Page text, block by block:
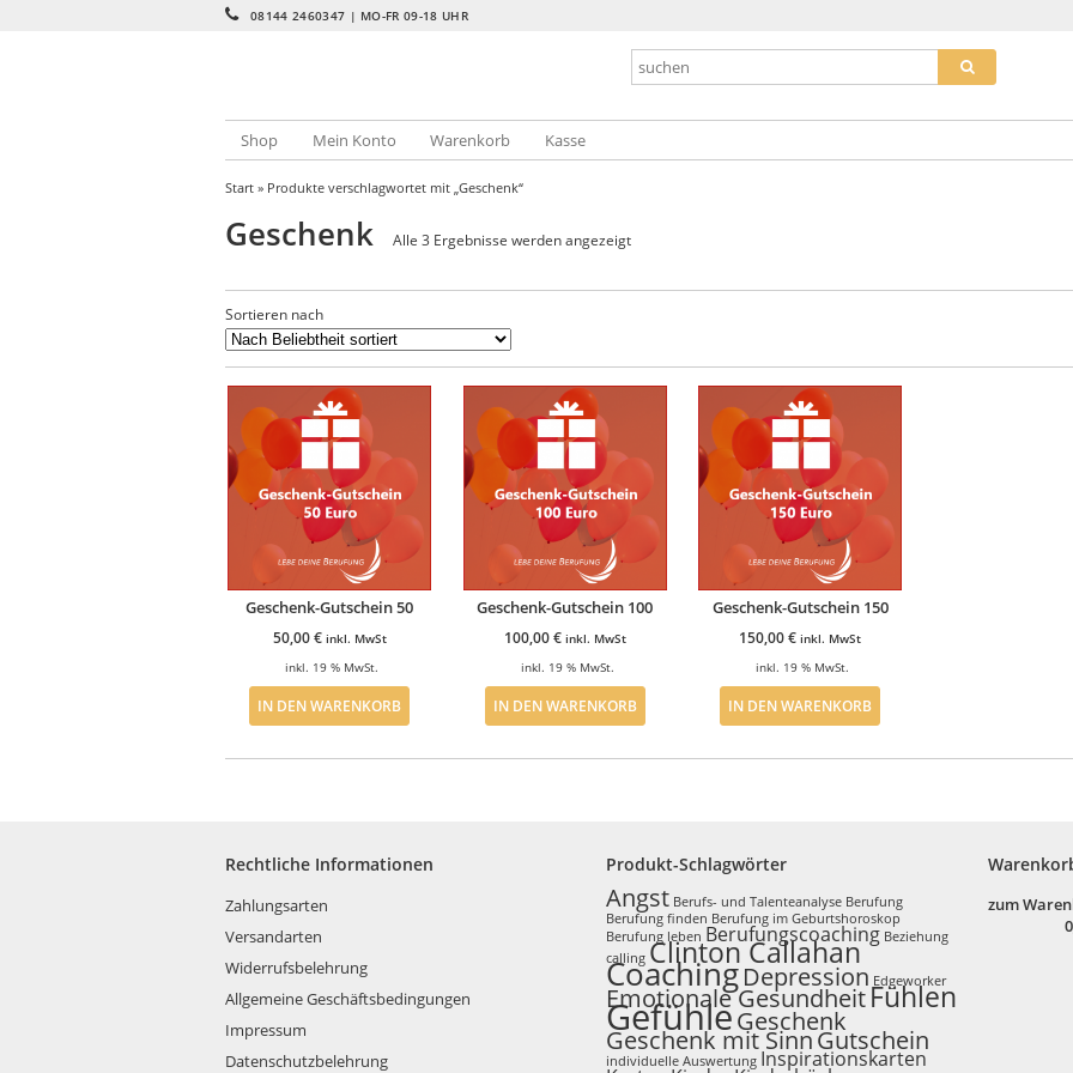
08144 2460347 | MO-FR 09-18 UHR
Shop Mein Konto Warenkorb Kasse
Start » Produkte verschlagwortet mit „Geschenk“
Geschenk Alle 3 Ergebnisse werden angezeigtNach
sortiert
Sortieren nach
Geschenk-Gutschein 50
50,00€ inkl. MwSt
inkl. 19 % MwSt.
IN DEN WARENKORB
Geschenk-Gutschein 100
100,00€ inkl. MwSt
inkl. 19 % MwSt.
IN DEN WARENKORB
Geschenk-Gutschein 150
150,00€ inkl. MwSt
inkl. 19 % MwSt.
IN DEN WARENKORB
Rechtliche Informationen
Zahlungsarten
Versandarten
Widerrufsbelehrung
Allgemeine Geschäftsbedingungen
Impressum
Datenschutzbelehrung
Produkt-Schlagwörter
Angst Berufs- und Talenteanalyse Berufung
Berufung finden Berufung im Geburtshoroskop
Berufung leben Berufungscoaching Beziehung
calling Clinton Callahan
CoachingDepression Edgeworker
Emotionale GesundheitFühlen
GefühleGeschenk
Geschenk mit SinnGutschein
individuelle Auswertung Inspirationskarten
zum